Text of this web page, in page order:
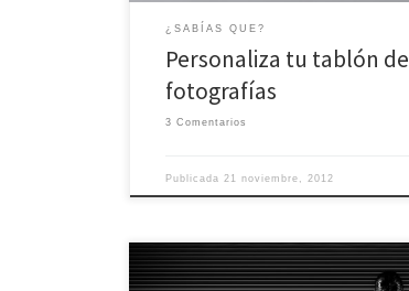
¿SABÍAS QUE?
Personaliza tu tablón de
fotografías
3 Comentarios
Publicada 21 noviembre, 2012